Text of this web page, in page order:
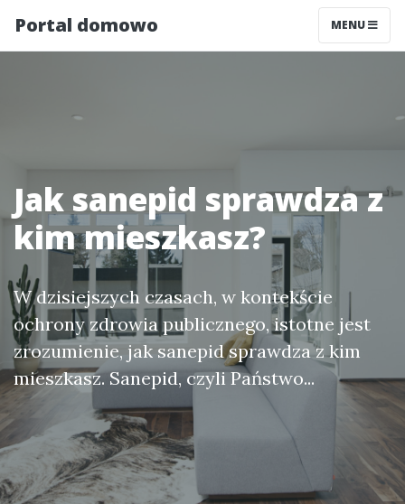
Portal domowo MENU
Jak sanepid sprawdza z
kim mieszkasz?
W dzisiejszych czasach, w kontekście
ochrony zdrowia publicznego, istotne jest
zrozumienie, jak sanepid sprawdza z kim
mieszkasz. Sanepid, czyli Państwo...